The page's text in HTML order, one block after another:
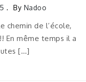
By Nadoo
chemin de l’école,
En même temps il a
[…]